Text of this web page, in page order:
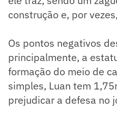
construção e, por
Os pontos negativos
principalmente, a
formação do meio de
simples, Luan tem
prejudicar a defesa no